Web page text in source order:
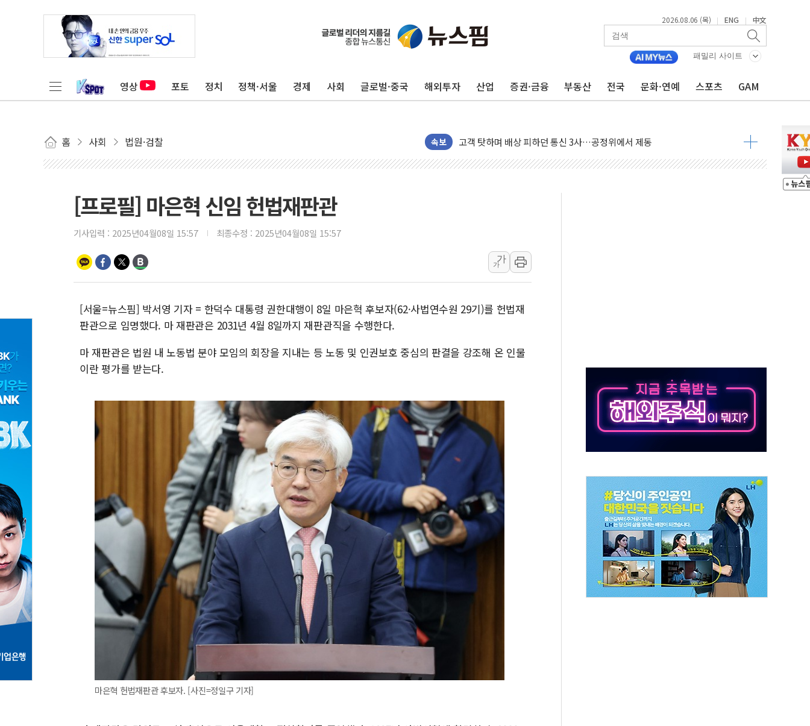
2026.08.06 (목) | ENG | 中文
패밀리 사이트
영상 포토 정치 정책·서울 경제 사회 글로벌·중국 해외투자 산업 증권·금융 부동산 전국 문화·연예 스포츠 GAM
홈 사회 법원·검찰 속보
"중국산 제품에 대한 반덤핑 관세 부과 지연, '자립 인도'에 걸림돌"
"신축 전세 부담에 구축으로"…서울 20년 초과 아파트 전셋값 상승률 1위
[일본 증시] 닛케이, AI·반도체 차익실현 매물에 3일 만에 반락
개인사업자대출 격차 9180억→3990억…인터넷뱅크 1·2위 '격전'
지적 장애 여성 강제 추행·스토킹 혐의 70대…경찰 불구속 입건
코인원, 카카오뱅크와 계좌 제휴 1년 연장 유력
고객 탓하며 배상 피하던 통신 3사…공정위에서 제동
4%대 하락 마감한 코스피
이성훈 LH 사장 "서울지역본부 청년주택으로"…직원 사기 회복도 숙제
KT&G, 상반기 역대 최대매출…중간배당금 2000원으로 상향
에이루트, 글로벌 리테일 박람회서 신규 채널 확보
[뉴스핌 뉴스레터 Today ANDA] 8월 6일
인천공항 여객터미널, 대형 미디어아트로 다채로운 볼거리 제공
해군, 독도 인근서 동해영토수호훈련 비공개 실시
여권 내부서도 제기되는 레버리지 책임론…정청래·조국, 김민석·靑에 공세
[프로필] 마은혁 신임 헌법재판관
기사입력 : 2025년04월08일 15:57 최종수정 : 2025년04월08일 15:57
가
가
[서울=뉴스핌] 박서영 기자 = 한덕수 대통령 권한대행이 8일 마은혁 후보자(62·사법연수원 29기)를 헌법재
판관으로 임명했다. 마 재판관은 2031년 4월 8일까지 재판관직을 수행한다.
마 재판관은 법원 내 노동법 분야 모임의 회장을 지내는 등 노동 및 인권보호 중심의 판결을 강조해 온 인물
이란 평가를 받는다.
마은혁 헌법재판관 후보자. [사진=정일구 기자]